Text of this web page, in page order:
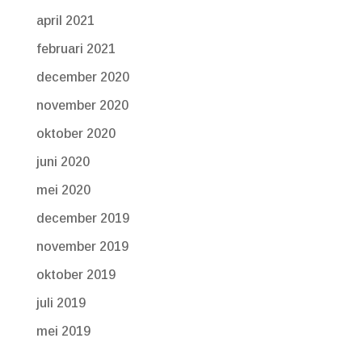
april 2021
februari 2021
december 2020
november 2020
oktober 2020
juni 2020
mei 2020
december 2019
november 2019
oktober 2019
juli 2019
mei 2019